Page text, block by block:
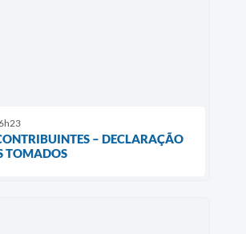
– DECLARAÇÃO
TOMADOS